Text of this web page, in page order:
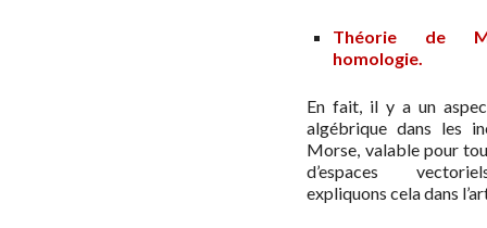
Théorie de
homologie.
En fait, il y a un
algébrique dans les
Morse, valable pour
d’espaces
expliquons cela dans